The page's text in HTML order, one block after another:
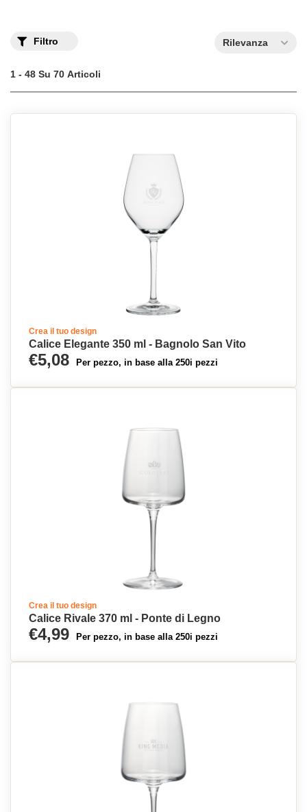
Filtro Rilevanza
1 - 48 Su 70 Articoli
Crea il tuo design
Calice Elegante 350 ml - Bagnolo San Vito
€5,08 Per pezzo, in base alla 250i pezzi
Crea il tuo design
Calice Rivale 370 ml - Ponte di Legno
€4,99 Per pezzo, in base alla 250i pezzi